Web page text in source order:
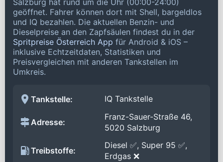
geöffnet. Fahrer können dort mit Shell, bargeldlos
und IQ bezahlen. Die aktuellen Benzin- und
Dieselpreise an den Zapfsäulen findest du in der
Spritpreise Österreich App für Android & iOS –
inklusive Echtzeitdaten, Statistiken und
Preisvergleichen mit anderen Tankstellen im
Umkreis.
Tankstelle: IQ Tankstelle
Adresse:
Franz-Sauer-Straße 46,
5020 Salzburg
Treibstoffe:
Diesel ✅, Super 95 ✅,
Erdgas ❌